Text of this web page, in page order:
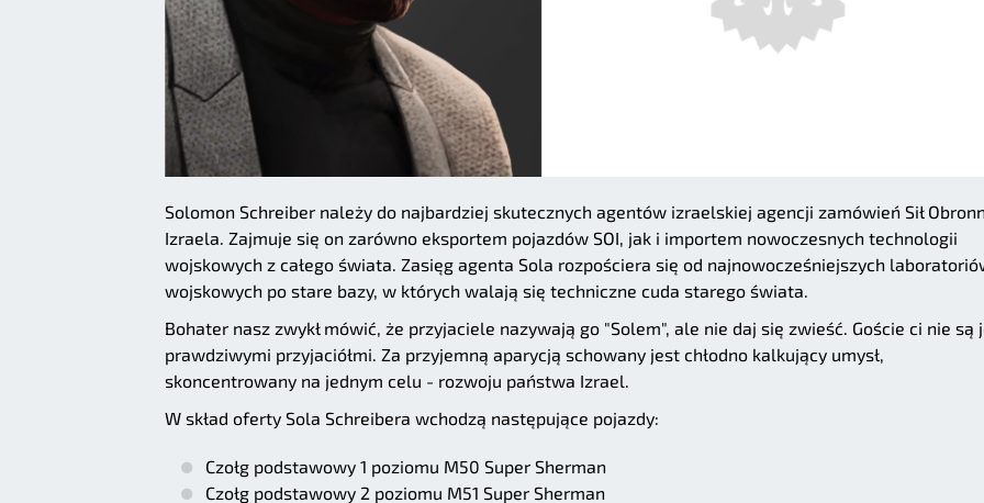
Solomon Schreiber należy do najbardziej skutecznych agentów izraelskiej agencji zamówień Sił
Izraela. Zajmuje się on zarówno eksportem pojazdów SOI, jak i importem nowoczesnych technologii
wojskowych z całego świata. Zasięg agenta Sola rozpościera się od najnowocześniejszych
wojskowych po stare bazy, w których walają się techniczne cuda starego świata.
Bohater nasz zwykł mówić, że przyjaciele nazywają go "Solem", ale nie daj się zwieść. Goście ci nie są
prawdziwymi przyjaciółmi. Za przyjemną aparycją schowany jest chłodno kalkujący umysł,
skoncentrowany na jednym celu - rozwoju państwa Izrael.
W skład oferty Sola Schreibera wchodzą następujące pojazdy:
Czołg podstawowy 1 poziomu M50 Super Sherman
Czołg podstawowy 2 poziomu M51 Super Sherman